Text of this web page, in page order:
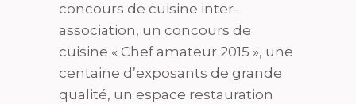
concours de cuisine inter-
association, un concours de
cuisine « Chef amateur 2015 », une
centaine d’exposants de grande
qualité, un espace restauration